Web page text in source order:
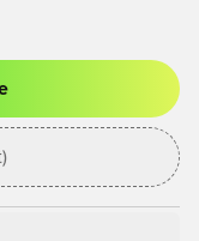
dig som medlem